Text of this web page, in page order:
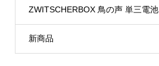
ZWITSCHERBOX 鳥の声 単三電池
新商品